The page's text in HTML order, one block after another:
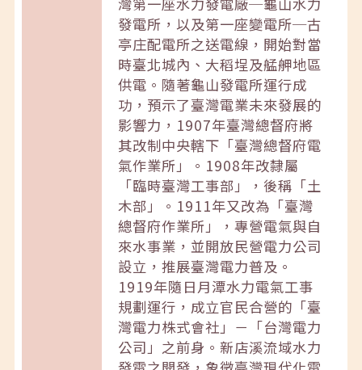
發電所，以及第一座變電所─古
亭庄配電所之送電線，開始對當
時臺北城內、大稻埕及艋舺地區
供電。隨著龜山發電所運行成
功，預示了臺灣電業未來發展的
影響力，1907年臺灣總督府將
其改制中央轄下「臺灣總督府電
氣作業所」。1908年改隸屬
「臨時臺灣工事部」，後稱「土
木部」。1911年又改為「臺灣
總督府作業所」，專營電氣與自
來水事業，並開放民營電力公司
設立，推展臺灣電力普及。
1919年隨日月潭水力電氣工事
規劃運行，成立官民合營的「臺
灣電力株式會社」－「台灣電力
公司」之前身。新店溪流域水力